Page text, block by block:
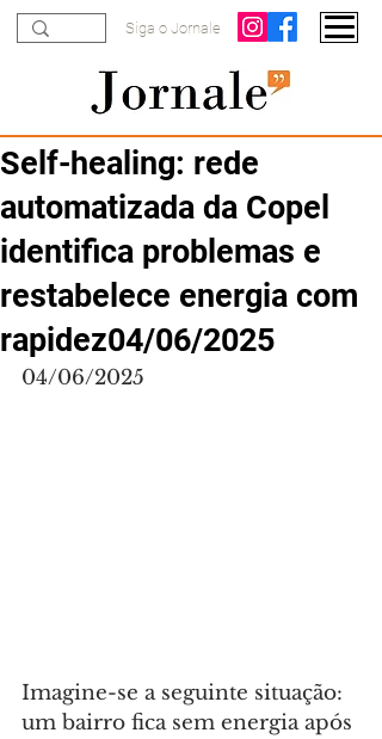
Siga o Jornale
Self-healing: rede
automatizada da Copel
identifica problemas e
restabelece energia com
rapidez04/06/2025
04/06/2025
Imagine-se a seguinte situação:
um bairro fica sem energia após